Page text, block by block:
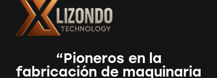
“Pioneros en la
fabricación de maquinaria